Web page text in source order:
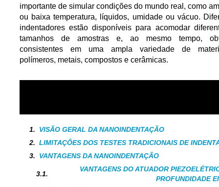
importante de simular condições do mundo real, como
ou baixa temperatura, líquidos, umidade ou vácuo.
indentadores estão disponíveis para acomodar
tamanhos de amostras e, ao mesmo tempo,
consistentes em uma ampla variedade de
polímeros, metais, compostos e cerâmicas.
VISÃO GERAL DA NANOINDENTAÇÃO
LIMITAÇÕES DOS TESTES TRADICIONAIS DE
VANTAGENS DA NANOINDENTAÇÃO
VANTAGENS DO ATUADOR
PROFUNDIDADE